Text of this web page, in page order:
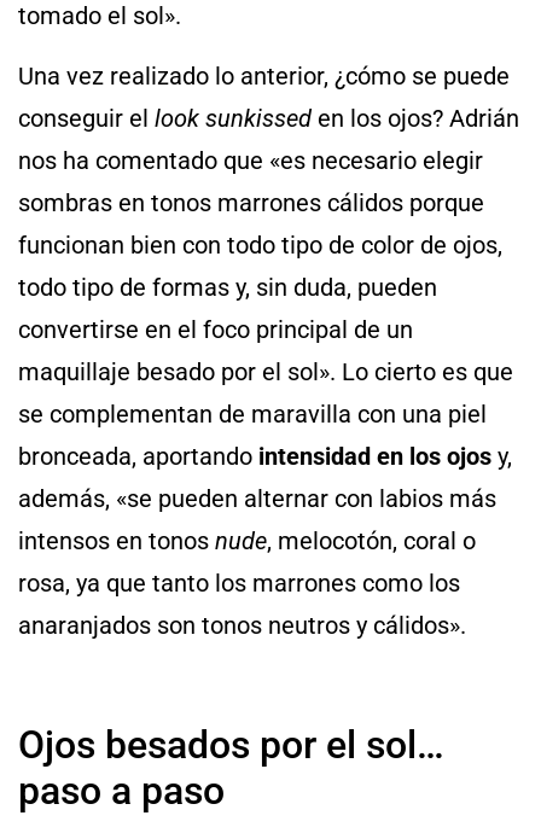
tomado el sol».
Una vez realizado lo anterior, ¿cómo se puede
conseguir el look sunkissed en los ojos? Adrián
nos ha comentado que «es necesario elegir
sombras en tonos marrones cálidos porque
funcionan bien con todo tipo de color de ojos,
todo tipo de formas y, sin duda, pueden
convertirse en el foco principal de un
maquillaje besado por el sol». Lo cierto es que
se complementan de maravilla con una piel
bronceada, aportando intensidad en los ojos y,
además, «se pueden alternar con labios más
intensos en tonos nude, melocotón, coral o
rosa, ya que tanto los marrones como los
anaranjados son tonos neutros y cálidos».
Ojos besados por el sol…
paso a paso